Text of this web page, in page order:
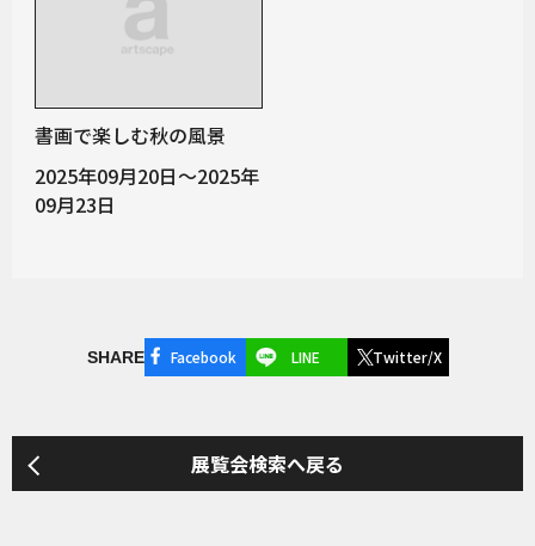
書画で楽しむ秋の風景
2025年09月20日～2025年
09月23日
SHARE Facebook LINE Twitter/X
展覧会検索へ戻る